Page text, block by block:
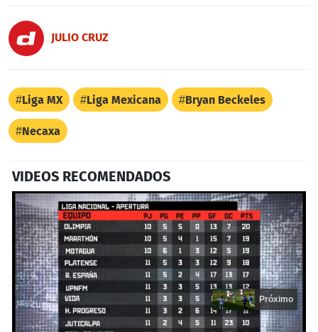
JULIO CRUZ
Liga MX Liga Mexicana Bryan Beckeles
Necaxa
VIDEOS RECOMENDADOS
Próximo